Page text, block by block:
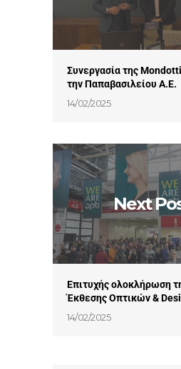
Συνεργασία της
την Παπαβασιλείου Α.Ε.
14/02/2025
Next
Επιτυχής ολοκλήρωση
Έκθεσης Οπτικών &
14/02/2025